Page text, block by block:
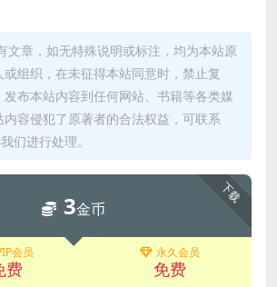
文章，如无特殊说明或标注，均为本站原
组织，在未征得本站同意时，禁止复
布本站内容到任何网站、书籍等各类媒
容侵犯了原著者的合法权益，可联系
们进行处理。
下载
3金币
会员
费
永久会员
免费